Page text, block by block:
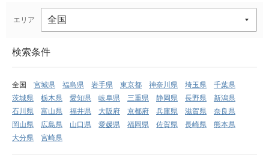
エリア
検索条件
全国 宮城県 福島県 岩手県 東京都 神奈川県 埼玉県
千葉県
茨城県
栃木県 愛知県 岐阜県 三重県 静岡県 長野県
新潟県
石川県
富山県 福井県 大阪府 京都府 兵庫県 滋賀県
奈良県
岡山県
広島県 山口県 愛媛県 福岡県 佐賀県 長崎県
熊本県
大分県
宮崎県